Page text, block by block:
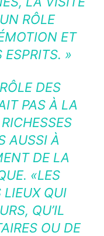
RÔLE
ET
ESPRITS. »
DES
PAS À LA
AUSSI À
DE LA
«LES
LIEUX QUI
QU’IL
OU DE